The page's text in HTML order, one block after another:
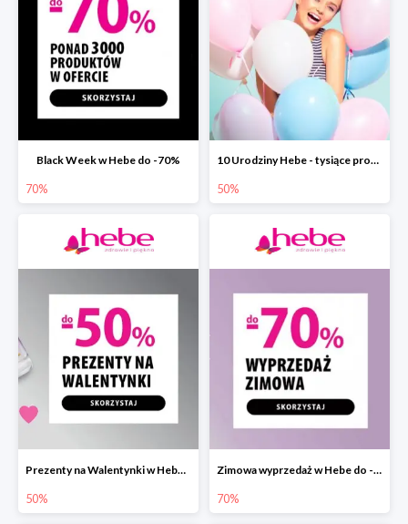
Black Week w Hebe do -70%
70%
10 Urodziny Hebe - tysiące produktów do -50%
50%
Prezenty na Walentynki w Hebe do -50%
50%
Zimowa wyprzedaż w Hebe do -70%
70%